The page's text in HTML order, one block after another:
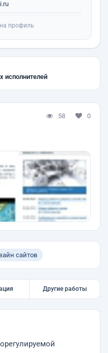
профиль
исполнителей
58 0
сайтов
Другие работы